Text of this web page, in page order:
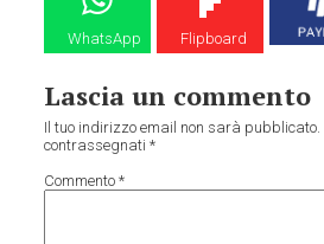
WhatsApp Flipboard
Lascia un commento
Il tuo indirizzo email non sarà pubblicato.
contrassegnati*
Commento*